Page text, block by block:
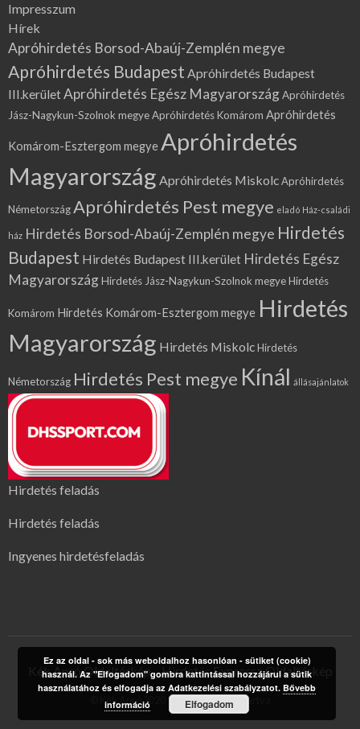
Impresszum
Hírek
Apróhirdetés Borsod-Abaúj-Zemplén megye
Apróhirdetés Budapest Apróhirdetés Budapest
III.kerületApróhirdetés Egész MagyarországApróhirdetés
Jász-Nagykun-Szolnok megyeApróhirdetés Komárom Apróhirdetés
Komárom-Esztergom megyeApróhirdetés
Magyarország Apróhirdetés MiskolcApróhirdetés
NémetországApróhirdetés Pest megye eladó Ház-családi
ház Hirdetés Borsod-Abaúj-Zemplén megye Hirdetés
Budapest Hirdetés Budapest III.kerület Hirdetés Egész
MagyarországHirdetés Jász-Nagykun-Szolnok megyeHirdetés
Komárom Hirdetés Komárom-Esztergom megye Hirdetés
Magyarország Hirdetés MiskolcHirdetés
Németország Hirdetés Pest megye Kínál állásajánlatok
Hirdetés feladás
Hirdetés feladás
Ingyenes hirdetésfeladás
Kék Apró Oldaltérkép Hirdetés Expressz Oldaltérkép
© Kék Apró 2020 | Minden jog fenntartva
Ez az oldal - sok más weboldalhoz hasonlóan - sütiket (cookie)
használ. Az "Elfogadom" gombra kattintással hozzájárul a sütik
használatához és elfogadja az Adatkezelési szabályzatot.Bővebb
információ
Elfogadom